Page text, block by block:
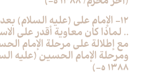
مع إطلالة على مرحلة الإمام
ومرحلة الإمام الحسين (عليه
1388 ه-)